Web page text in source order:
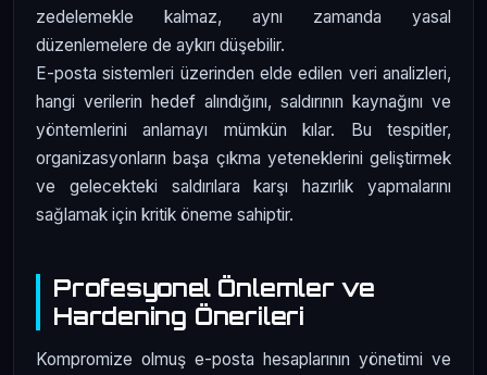
zedelemekle kalmaz, aynı zamanda yasal
düzenlemelere de aykırı düşebilir.
E-posta sistemleri üzerinden elde edilen veri analizleri,
hangi verilerin hedef alındığını, saldırının kaynağını ve
yöntemlerini anlamayı mümkün kılar. Bu tespitler,
organizasyonların başa çıkma yeteneklerini geliştirmek
ve gelecekteki saldırılara karşı hazırlık yapmalarını
sağlamak için kritik öneme sahiptir.
Profesyonel Önlemler ve
Hardening Önerileri
Kompromize olmuş e-posta hesaplarının yönetimi ve